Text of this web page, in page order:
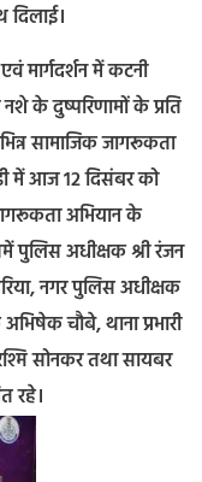
मार्गदर्शन में कटनी
नशे के दुष्परिणामों के प्रति
सामाजिक जागरूकता
में आज 12 दिसंबर को
अभियान के
पुलिस अधीक्षक श्री रंजन
नगर पुलिस अधीक्षक
अभिषेक चौबे, थाना प्रभारी
सोनकर तथा सायबर
रहे।